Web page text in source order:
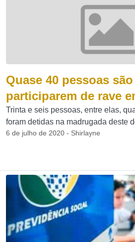
Quase 40 pessoas
participarem de rave
Trinta e seis pessoas, entre elas,
foram detidas na madrugada deste
6 de julho de 2020 - Shirlayne